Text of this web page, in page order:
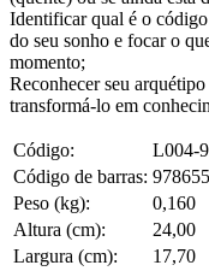
Identificar qual é o
do seu sonho e focar o
momento;
Reconhecer seu
transformá-lo em
Código:
L004-
Código de barras:
Peso (kg):
0,160
Altura (cm):
24,00
Largura (cm):
17,70